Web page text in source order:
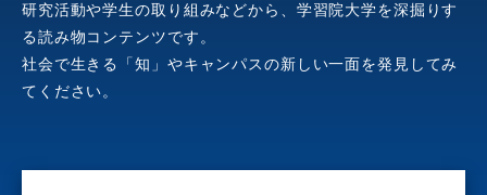
研究活動や学生の取り組みなどから、学習院大学を深掘りす
る読み物コンテンツです。
社会で生きる「知」やキャンパスの新しい一面を発見してみ
てください。